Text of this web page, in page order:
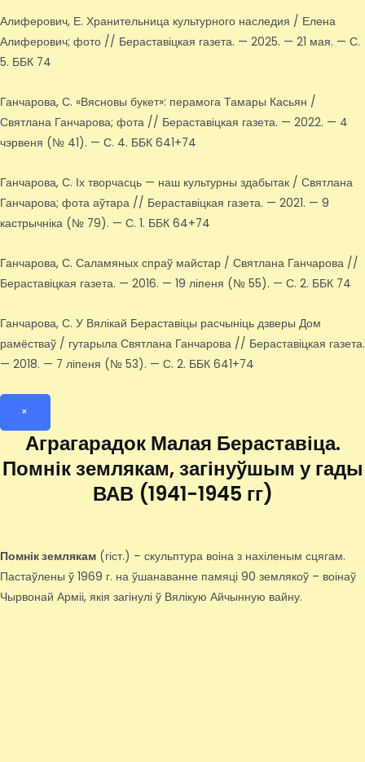
Алиферович, Е. Хранительница культурного наследия / Елена
Алиферович; фото // Бераставіцкая газета. — 2025. — 21 мая. — С.
5. ББК 74
Ганчарова, С. «Вясновы букет»: перамога Тамары Касьян /
Святлана Ганчарова; фота // Бераставіцкая газета. — 2022. — 4
чэрвеня (№ 41). — С. 4. ББК 641+74
Ганчарова, С. Іх творчасць — наш культурны здабытак / Святлана
Ганчарова; фота аўтара // Бераставіцкая газета. — 2021. — 9
кастрычніка (№ 79). — С. 1. ББК 64+74
Ганчарова, С. Саламяных спраў майстар / Святлана Ганчарова //
Бераставіцкая газета. — 2016. — 19 ліпеня (№ 55). — С. 2. ББК 74
Ганчарова, С. У Вялікай Бераставіцы расчыніць дзверы Дом
рамёстваў / гутарыла Святлана Ганчарова // Бераставіцкая газета.
— 2018. — 7 ліпеня (№ 53). — С. 2. ББК 641+74
×
Аграгарадок Малая Бераставіца.
Помнік землякам, загінуўшым у гады
ВАВ (1941-1945 гг)
Помнік землякам (гіст.) – скульптура воіна з нахіленым сцягам.
Пастаўлены ў 1969 г. на ўшанаванне памяці 90 землякоў – воінаў
Чырвонай Арміі, якія загінулі ў Вялікую Айчынную вайну.